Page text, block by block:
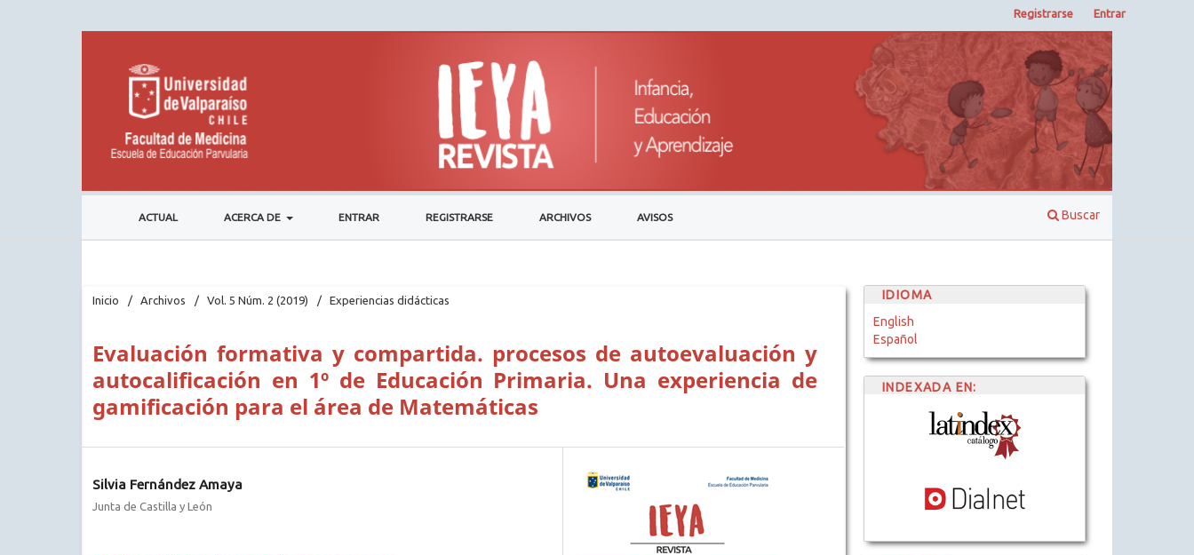
ACTUAL ACERCA DE ENTRAR REGISTRARSE ARCHIVOS AVISOS Buscar
Registrarse Entrar
Inicio / Archivos / Vol. 5 Núm. 2 (2019) / Experiencias didácticas
Evaluación formativa y compartida. procesos de autoevaluación y
autocalificación en 1º de Educación Primaria. Una experiencia de
gamificación para el área de Matemáticas
Silvia Fernández Amaya
Junta de Castilla y León
IDIOMA
English
Español
INDEXADA EN: